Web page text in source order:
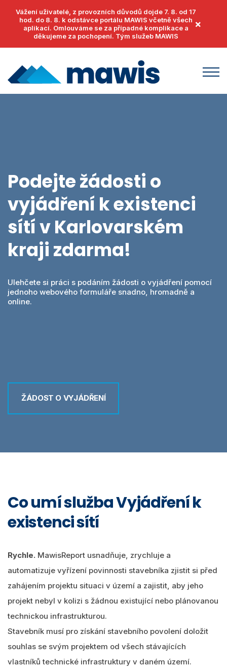
Vážení uživatelé, z provozních důvodů dojde 7. 8. od 17
hod. do 8. 8. k odstávce portálu MAWIS včetně všech
aplikací. Omlouváme se za případné komplikace a
děkujeme za pochopení. Tým služeb MAWIS
×
MawisPhoto
MawisContract
MawisPasport
DTM ČR
Helpdesk
Dokumenty
Časté otázky
Události
Články
Videa
O nás
Přihlásit se
Podejte žádosti o
vyjádření k existenci
sítí vKarlovarském
kraji zdarma!
Ulehčete si práci s podáním žádosti o vyjádření pomocí
jednoho webového formuláře snadno, hromadně a
online.
ŽÁDOST O VYJÁDŘENÍ
Co umí služba Vyjádření k
existenci sítí
Rychle. MawisReport usnadňuje, zrychluje a
automatizuje vyřízení povinnosti stavebníka zjistit si před
zahájením projektu situaci v území a zajistit, aby jeho
projekt nebyl v kolizi s žádnou existující nebo plánovanou
technickou infrastrukturou.
Stavebník musí pro získání stavebního povolení doložit
souhlas se svým projektem od všech stávajících
vlastníků technické infrastruktury v daném území.